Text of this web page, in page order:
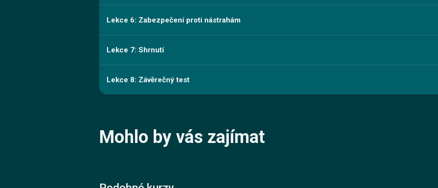
Lekce 6: Zabezpečení proti nástrahám
Lekce 7: Shrnutí
Lekce 8: Závěrečný test
Mohlo by vás zajímat